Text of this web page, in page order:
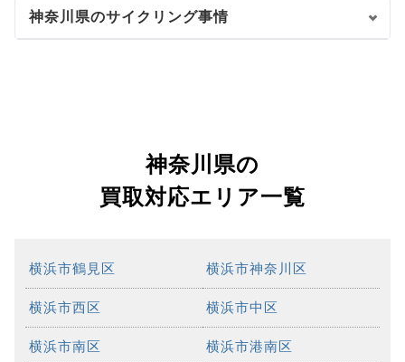
神奈川県のサイクリング事情
神奈川県の
買取対応エリア一覧
横浜市鶴見区 横浜市神奈川区
横浜市西区 横浜市中区
横浜市南区 横浜市港南区